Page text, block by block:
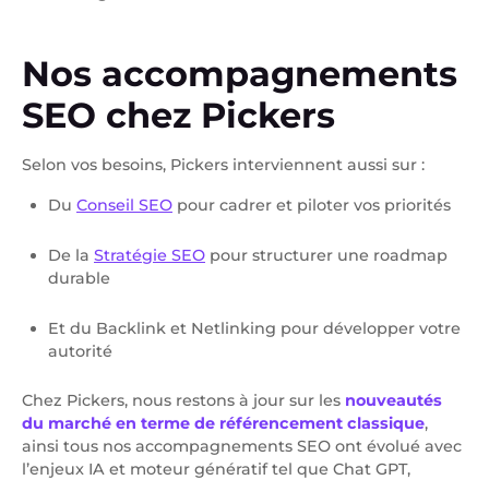
Nos accompagnements
SEO chez Pickers
Selon vos besoins, Pickers interviennent aussi sur :
Du Conseil SEO pour cadrer et piloter vos priorités
De la Stratégie SEO pour structurer une roadmap
durable
Et du Backlink et Netlinking pour développer votre
autorité
Chez Pickers, nous restons à jour sur les nouveautés
du marché en terme de référencement classique,
ainsi tous nos accompagnements SEO ont évolué avec
l’enjeux IA et moteur génératif tel que Chat GPT,